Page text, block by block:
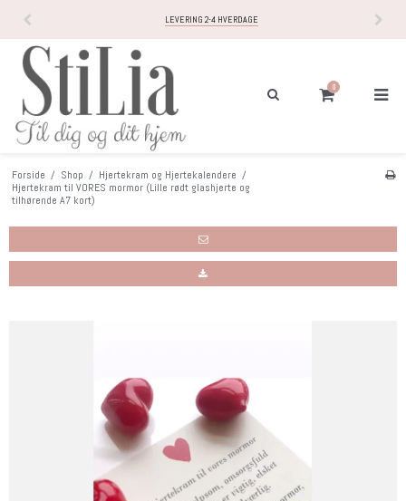
LEVERING 2-4 HVERDAGE
0
Forside / Shop / Hjertekram og Hjertekalendere /
Hjertekram til VORES mormor (Lille rødt glashjerte og
tilhørende A7 kort)